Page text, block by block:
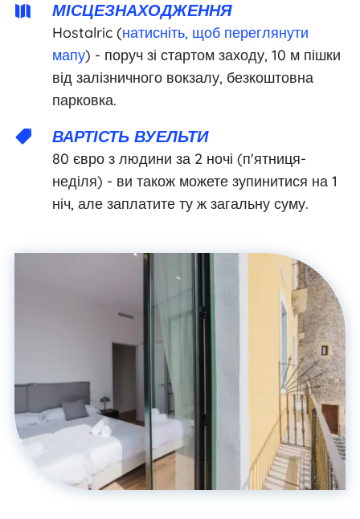
 МІСЦЕЗНАХОДЖЕННЯ
Hostalric (натисніть, щоб переглянути
мапу) - поруч зі стартом заходу, 10 м пішки
від залізничного вокзалу, безкоштовна
парковка.
 ВАРТІСТЬ ВУЕЛЬТИ
80 євро з людини за 2 ночі (п'ятниця-
неділя) - ви також можете зупинитися на 1
ніч, але заплатите ту ж загальну суму.